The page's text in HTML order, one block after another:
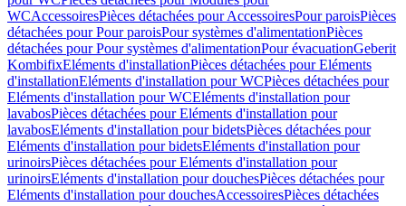
WCAccessoiresPièces détachées pour AccessoiresPour paroisPièces
détachées pour Pour paroisPour systèmes d'alimentationPièces
détachées pour Pour systèmes d'alimentationPour évacuationGeberit
KombifixEléments d'installationPièces détachées pour Eléments
d'installationEléments d'installation pour WCPièces détachées pour
Eléments d'installation pour WCEléments d'installation pour
lavabosPièces détachées pour Eléments d'installation pour
lavabosEléments d'installation pour bidetsPièces détachées pour
Eléments d'installation pour bidetsEléments d'installation pour
urinoirsPièces détachées pour Eléments d'installation pour
urinoirsEléments d'installation pour douchesPièces détachées pour
Eléments d'installation pour douchesAccessoiresPièces détachées